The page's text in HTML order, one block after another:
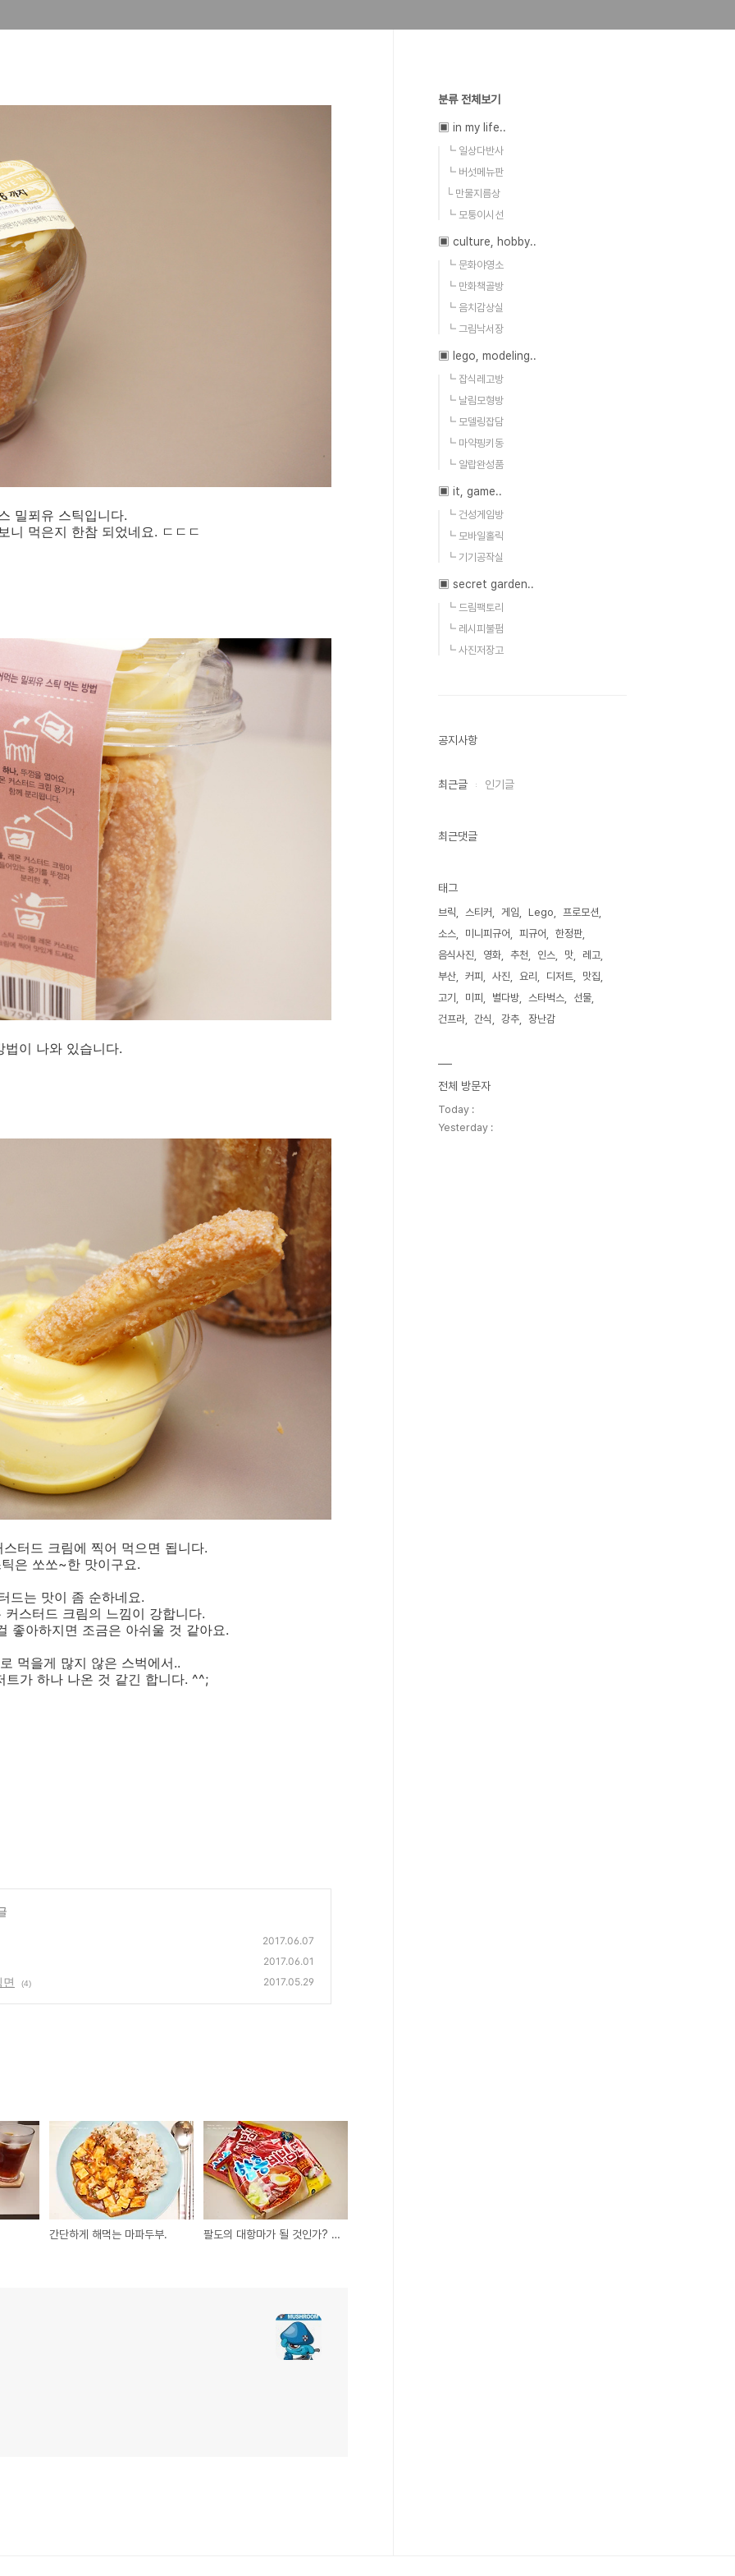
밀푀유 스틱입니다.
니 먹은지 한참 되었네요. ㄷㄷㄷ
법이 나와 있습니다.
터드 크림에 찍어 먹으면 됩니다.
은 쏘쏘~한 맛이구요.
드는 맛이 좀 순하네요.
스터드 크림의 느낌이 강합니다.
좋아하지면 조금은 아쉬울 것 같아요.
먹을게 많지 않은 스벅에서..
트가 하나 나온 것 같긴 합니다. ^^;
2017.06.07
2017.06.01
(4) 2017.05.29
간단하게 해먹는 마파두부. 팔도의 대항마가 될 것인가? 오뚜기 함흥비빔면
분류 전체보기
▣ in my life..
┗ 일상다반사
┗ 버섯메뉴판
└ 만물지름상
┗ 모퉁이시선
▣ culture, hobby..
┗ 문화야영소
┗ 만화책골방
┗ 음치감상실
┗ 그림낙서장
▣ lego, modeling..
┗ 잡식레고방
┗ 날림모형방
┗ 모델링잡담
┗ 마약핑키동
┗ 알랍완성품
▣ it, game..
┗ 건성게임방
┗ 모바일홀릭
┗ 기기공작실
▣ secret garden..
┗ 드림팩토리
┗ 레시피불펌
┗ 사진저장고
공지사항
최근글 인기글
최근댓글
태그
브릭 스티커 게임 Lego
프로모션
소스
미니피규어 피규어
한정판
음식사진
영화 추천 인스 맛
레고
부산
커피 사진 요리 디저트
맛집
고기
미피 별다방 스타벅스
선물
건프라
간식 강추 장난감
전체 방문자
Today :
Yesterday :